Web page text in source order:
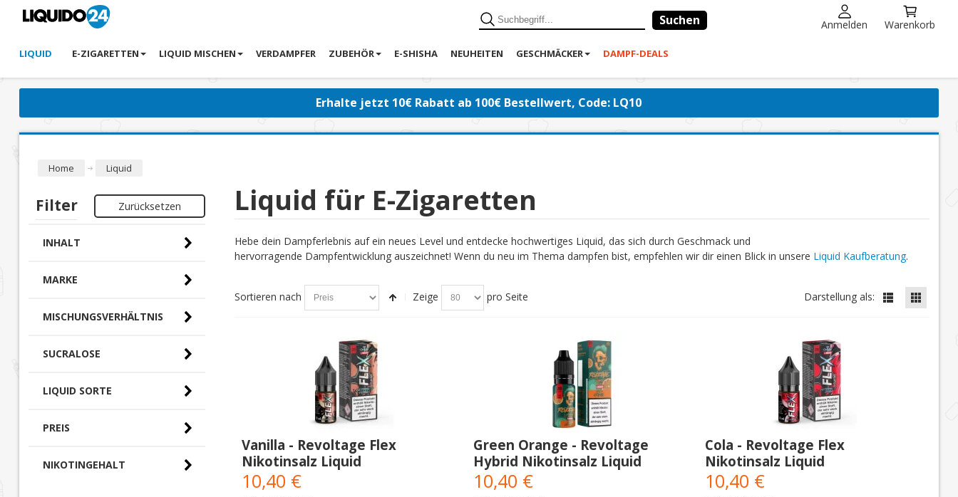
Suchen Anmelden Warenkorb
LIQUID E-ZIGARETTEN LIQUID MISCHEN VERDAMPFER ZUBEHÖR E-SHISHA NEUHEITEN GESCHMÄCKER DAMPF-DEALS
Erhalte jetzt 10€ Rabatt ab 100€ Bestellwert, Code: LQ10
Home Liquid
Liquid für E-Zigaretten
Hebe dein Dampferlebnis auf ein neues Level und entdecke hochwertiges Liquid, das sich durch Geschmack und
hervorragende Dampfentwicklung auszeichnet! Wenn du neu im Thema dampfen bist, empfehlen wir dir einen Blick in unsere Liquid Kaufberatung.
Sortieren nach Zeige pro Seite Darstellung als:
Vanilla - Revoltage Flex
Nikotinsalz Liquid
10,40 €
Green Orange - Revoltage
Hybrid Nikotinsalz Liquid
10,40 €
Cola - Revoltage Flex
Nikotinsalz Liquid
10,40 €
Filter Zurücksetzen
INHALT
MARKE
MISCHUNGSVERHÄLTNIS
SUCRALOSE
LIQUID SORTE
PREIS
0,00 € - 10,00 € (0)
NIKOTINGEHALT